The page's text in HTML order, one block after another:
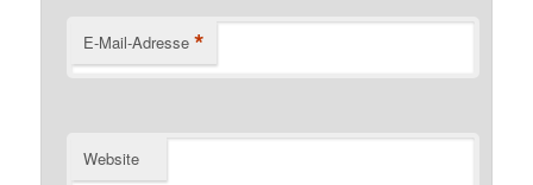
E-Mail-Adresse *
Website